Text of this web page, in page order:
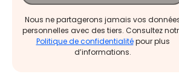
Nous ne partagerons jamais vos
personnelles avec des tiers. Consultez
Politique de confidentialitépour plus
d’informations.